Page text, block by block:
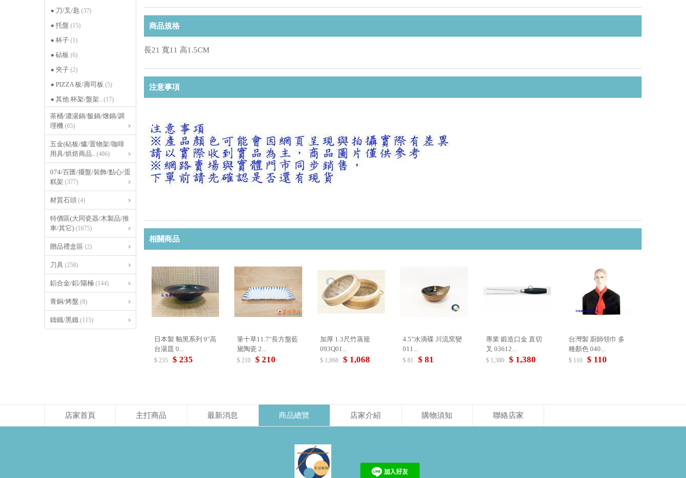
刀/叉/匙 (37)
托盤 (15)
杯子 (1)
砧板 (6)
夾子 (2)
PIZZA 板/壽司板 (5)
其他 杯架/盤架.. (17)
茶桶/濃湯鍋/飯鍋/燉鍋/調
理機 (65)
五金(砧板/爐/置物架/咖啡
用具/烘焙商品.. (486)
074/百匯/擺盤/裝飾/點心/蛋
糕架 (377)
材質石頭 (4)
特價區(大同瓷器/木製品/推
車/其它) (1675)
贈品禮盒區 (2)
刀具 (258)
鋁合金/鋁/陽極 (144)
青銅/烤盤 (8)
鑄鐵/黑鐵 (115)
商品規格
長21 寬11 高1.5CM
注意事項
相關商品
日本製 釉黑系列 9"高
台湯皿 0...
$ 235 $ 235
筆十草11.7"長方盤藍
黛陶瓷 2...
$ 210 $ 210
加厚 1.3尺竹蒸籠
093Q01...
$ 1,068 $ 1,068
4.5"水滴碟 川流窯變
011...
$ 81 $ 81
專業 鍛造口金 直切
叉 03612...
$ 1,380 $ 1,380
台灣製 廚師領巾 多
種顏色 040...
$ 110 $ 110
店家首頁 主打商品 最新消息 商品總覽 店家介紹 購物須知 聯絡店家